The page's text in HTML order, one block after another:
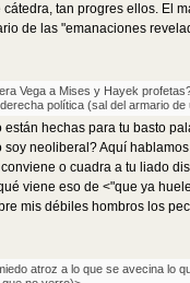
cátedra, tan progres ellos. El
de las "emanaciones
Vega a Mises y Hayek
política (sal del armario
están hechas para tu basto
neoliberal? Aquí
o cuadra a tu liado
viene eso de <"que ya
mis débiles hombros los
atroz a lo que se avecina lo